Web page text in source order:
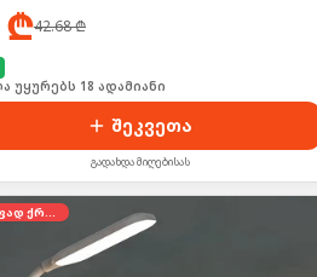
₾42.68₾
უყურებს 18 ადამიანი
შეკვეთა
გადახდა მიღებისას
სწრაფად ქრება